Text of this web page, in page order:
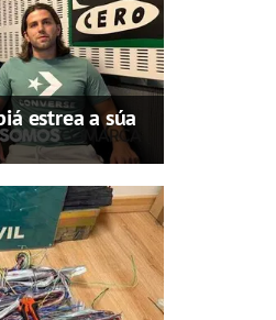
estrea a súa